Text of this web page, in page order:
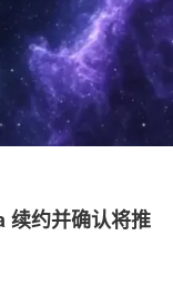
约并确认将推